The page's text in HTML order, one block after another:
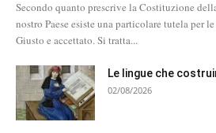
Secondo quanto prescrive la Costituzione
nostro Paese esiste una particolare tutela per
Giusto e accettato. Si tratta...
Le lingue che
02/08/2026